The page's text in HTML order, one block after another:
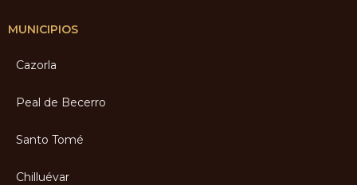
MUNICIPIOS
Cazorla
Peal de Becerro
Santo Tomé
Chilluévar